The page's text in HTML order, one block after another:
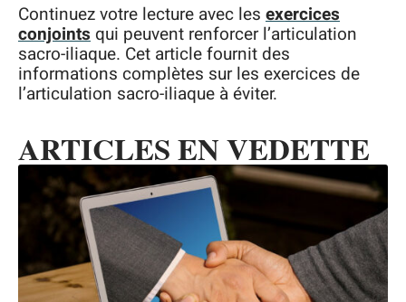
Continuez votre lecture avec les exercices
conjoints qui peuvent renforcer l’articulation
sacro-iliaque. Cet article fournit des
informations complètes sur les exercices de
l’articulation sacro-iliaque à éviter.
ARTICLES EN VEDETTE